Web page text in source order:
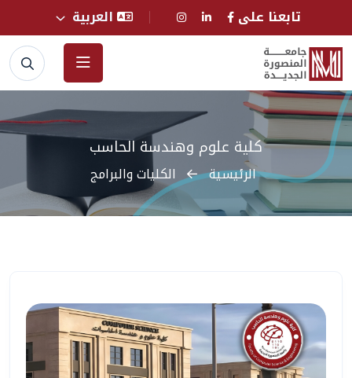
تابعنا على العربية
كلية علوم وهندسة الحاسب
الرئيسية الكليات والبرامج